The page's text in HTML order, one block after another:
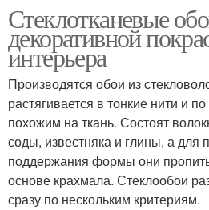
Стеклотканевые
декоративной
интерьера
Производятся обои из
растягивается в тонкие нити и
похожим на ткань. Состоят
соды, известняка и глины, а для
поддержания формы они
основе крахмала. Стеклообои
сразу по нескольким критериям.